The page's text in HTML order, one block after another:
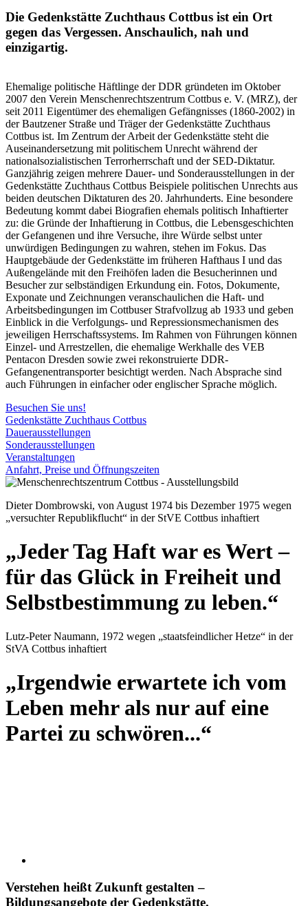
Die Gedenkstätte Zuchthaus Cottbus ist ein Ort
gegen das Vergessen. Anschaulich, nah und
einzigartig.
Ehemalige politische Häftlinge der DDR gründeten im Oktober
2007 den Verein Menschenrechtszentrum Cottbus e. V. (MRZ), der
seit 2011 Eigentümer des ehemaligen Gefängnisses (1860-2002) in
der Bautzener Straße und Träger der Gedenkstätte Zuchthaus
Cottbus ist. Im Zentrum der Arbeit der Gedenkstätte steht die
Auseinandersetzung mit politischem Unrecht während der
nationalsozialistischen Terrorherrschaft und der SED-Diktatur.
Ganzjährig zeigen mehrere Dauer- und Sonderausstellungen in der
Gedenkstätte Zuchthaus Cottbus Beispiele politischen Unrechts aus
beiden deutschen Diktaturen des 20. Jahrhunderts. Eine besondere
Bedeutung kommt dabei Biografien ehemals politisch Inhaftierter
zu: die Gründe der Inhaftierung in Cottbus, die Lebensgeschichten
der Gefangenen und ihre Versuche, ihre Würde selbst unter
unwürdigen Bedingungen zu wahren, stehen im Fokus. Das
Hauptgebäude der Gedenkstätte im früheren Hafthaus I und das
Außengelände mit den Freihöfen laden die Besucherinnen und
Besucher zur selbständigen Erkundung ein. Fotos, Dokumente,
Exponate und Zeichnungen veranschaulichen die Haft- und
Arbeitsbedingungen im Cottbuser Strafvollzug ab 1933 und geben
Einblick in die Verfolgungs- und Repressionsmechanismen des
jeweiligen Herrschaftssystems. Im Rahmen von Führungen können
Einzel- und Arrestzellen, die ehemalige Werkhalle des VEB
Pentacon Dresden sowie zwei rekonstruierte DDR-
Gefangenentransporter besichtigt werden. Nach Absprache sind
auch Führungen in einfacher oder englischer Sprache möglich.
Besuchen Sie uns!
Gedenkstätte Zuchthaus Cottbus
Dauerausstellungen
Sonderausstellungen
Veranstaltungen
Anfahrt, Preise und Öffnungszeiten
Dieter Dombrowski, von August 1974 bis Dezember 1975 wegen
„versuchter Republikflucht“ in der StVE Cottbus inhaftiert
„Jeder Tag Haft war es Wert –
für das Glück in Freiheit und
Selbstbestimmung zu leben.“
Lutz-Peter Naumann, 1972 wegen „staatsfeindlicher Hetze“ in der
StVA Cottbus inhaftiert
„Irgendwie erwartete ich vom
Leben mehr als nur auf eine
Partei zu schwören...“
Verstehen heißt Zukunft gestalten –
Bildungsangebote der Gedenkstätte.